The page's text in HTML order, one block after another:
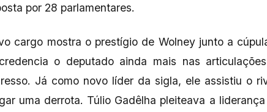
por 28 parlamentares.
cargo mostra o prestígio de Wolney junto a
o deputado ainda mais nas
Já como novo líder da sigla, ele assistiu o
uma derrota. Túlio Gadêlha pleiteava a